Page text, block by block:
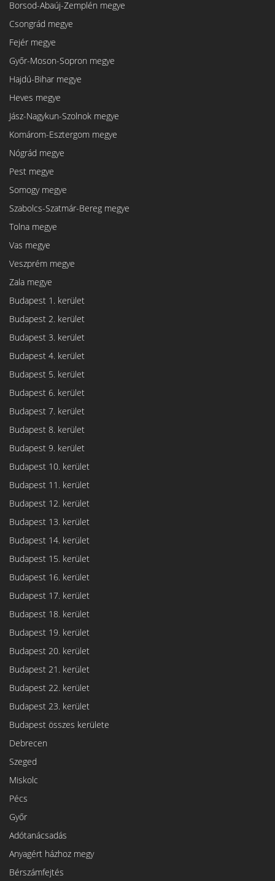
Borsod-Abaúj-Zemplén megye
Csongrád megye
Fejér megye
Győr-Moson-Sopron megye
Hajdú-Bihar megye
Heves megye
Jász-Nagykun-Szolnok megye
Komárom-Esztergom megye
Nógrád megye
Pest megye
Somogy megye
Szabolcs-Szatmár-Bereg megye
Tolna megye
Vas megye
Veszprém megye
Zala megye
Budapest 1. kerület
Budapest 2. kerület
Budapest 3. kerület
Budapest 4. kerület
Budapest 5. kerület
Budapest 6. kerület
Budapest 7. kerület
Budapest 8. kerület
Budapest 9. kerület
Budapest 10. kerület
Budapest 11. kerület
Budapest 12. kerület
Budapest 13. kerület
Budapest 14. kerület
Budapest 15. kerület
Budapest 16. kerület
Budapest 17. kerület
Budapest 18. kerület
Budapest 19. kerület
Budapest 20. kerület
Budapest 21. kerület
Budapest 22. kerület
Budapest 23. kerület
Budapest összes kerülete
Debrecen
Szeged
Miskolc
Pécs
Győr
Adótanácsadás
Anyagért házhoz megy
Bérszámfejtés